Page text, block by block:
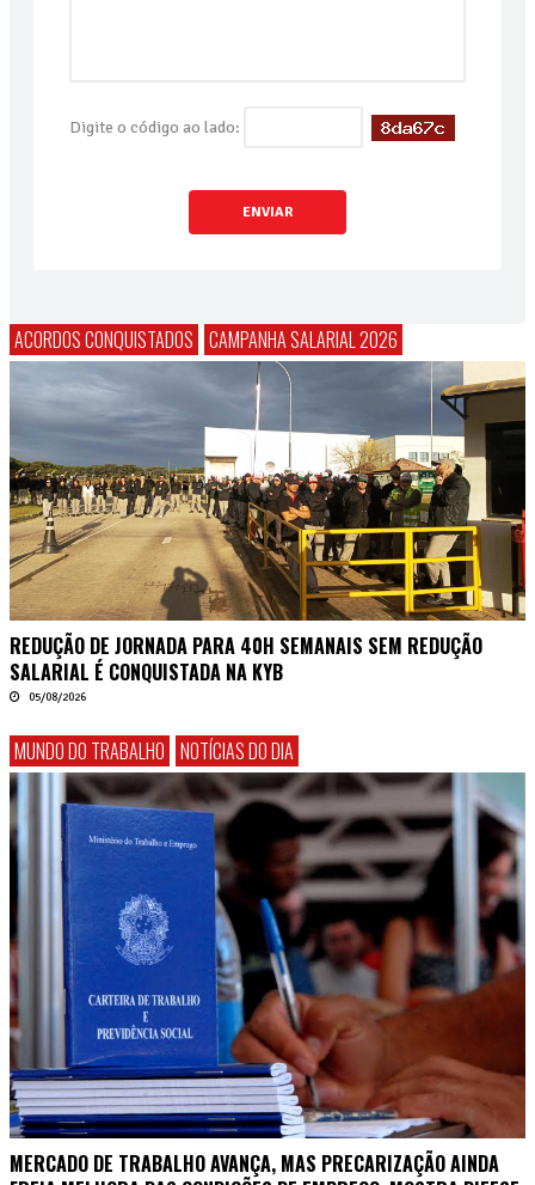
Digite o código ao lado:
ENVIAR
ACORDOS CONQUISTADOS CAMPANHA SALARIAL 2026
REDUÇÃO DE JORNADA PARA 40H SEMANAIS SEM REDUÇÃO
SALARIAL É CONQUISTADA NA KYB
05/08/2026
MUNDO DO TRABALHO NOTÍCIAS DO DIA
MERCADO DE TRABALHO AVANÇA, MAS PRECARIZAÇÃO AINDA